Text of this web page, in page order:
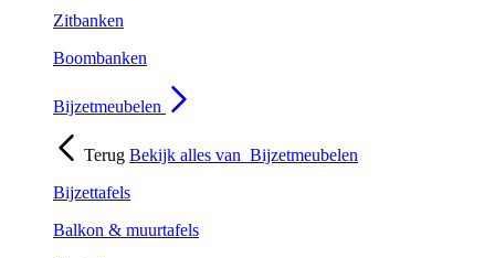
Zitbanken
Boombanken
Bijzetmeubelen
Terug Bekijk alles van Bijzetmeubelen
Bijzettafels
Balkon & muurtafels